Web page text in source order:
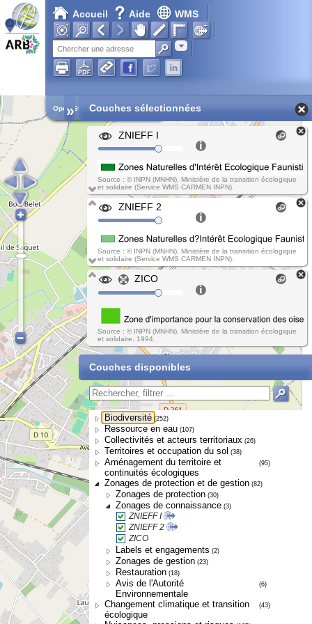
Accueil Aide WMS
Adresse
Open Street Map
» Couches sélectionnées
ZNIEFF I
Source : © INPN (MNHN), Ministère de la transition écologique
et solidaire (Service WMS CARMEN INPN).
ZNIEFF 2
Source : © INPN (MNHN), Ministère de la transition écologique
et solidaire (Service WMS CARMEN INPN).
ZICO
Source : © INPN (MNHN), Ministère de la transition écologique
et solidaire, 1994.
Couches disponibles
Biodiversité (252)
Ressource en eau (107)
Collectivités et acteurs territoriaux (26)
Territoires et occupation du sol (38)
Aménagement du territoire et
continuités écologiques
(95)
Zonages de protection et de gestion (82)
Zonages de protection (30)
Zonages de connaissance (3)
ZNIEFF I
ZNIEFF 2
ZICO
Labels et engagements (2)
Zonages de gestion (23)
Restauration (18)
Avis de l'Autorité
Environnementale
(6)
Changement climatique et transition
écologique
(43)